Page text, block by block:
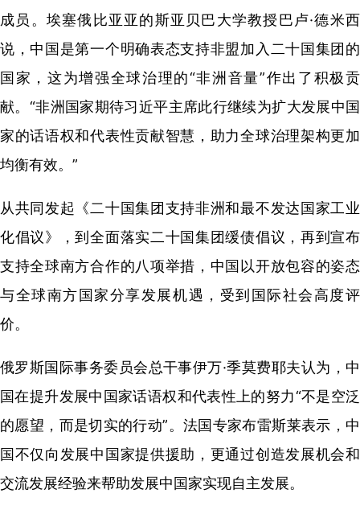
成员。埃塞俄比亚亚的斯亚贝巴大学教授巴卢·德米西
说，中国是第一个明确表态支持非盟加入二十国集团的
国家，这为增强全球治理的“非洲音量”作出了积极贡
献。“非洲国家期待习近平主席此行继续为扩大发展中国
家的话语权和代表性贡献智慧，助力全球治理架构更加
均衡有效。”
从共同发起《二十国集团支持非洲和最不发达国家工业
化倡议》，到全面落实二十国集团缓债倡议，再到宣布
支持全球南方合作的八项举措，中国以开放包容的姿态
与全球南方国家分享发展机遇，受到国际社会高度评
价。
俄罗斯国际事务委员会总干事伊万·季莫费耶夫认为，中
国在提升发展中国家话语权和代表性上的努力“不是空泛
的愿望，而是切实的行动”。法国专家布雷斯莱表示，中
国不仅向发展中国家提供援助，更通过创造发展机会和
交流发展经验来帮助发展中国家实现自主发展。